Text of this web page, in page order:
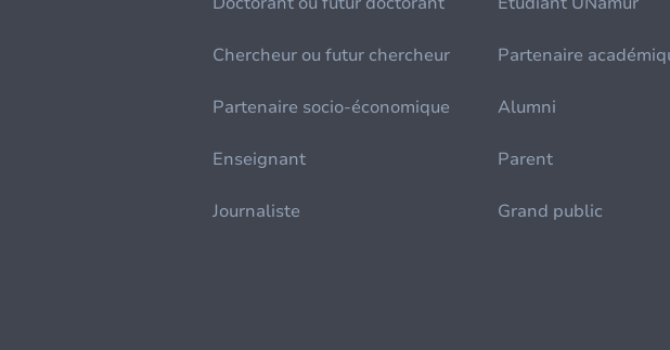
Chercheur ou futur chercheur Partenaire
Partenaire socio-économique Alumni
Enseignant Parent
Journaliste Grand public